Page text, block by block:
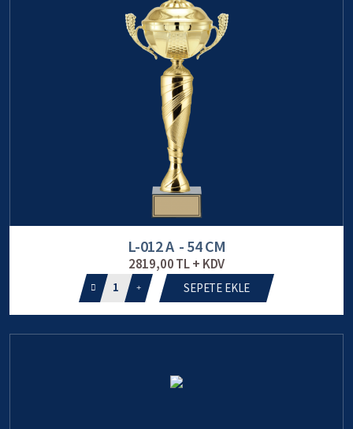
L-012 A - 54 CM
2819,00 TL + KDV
1 SEPETE EKLE